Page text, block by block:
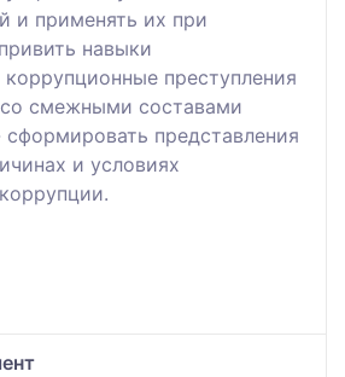
и применять их при
навыки
коррупционные преступления
смежными составами
сформировать представления
и условиях